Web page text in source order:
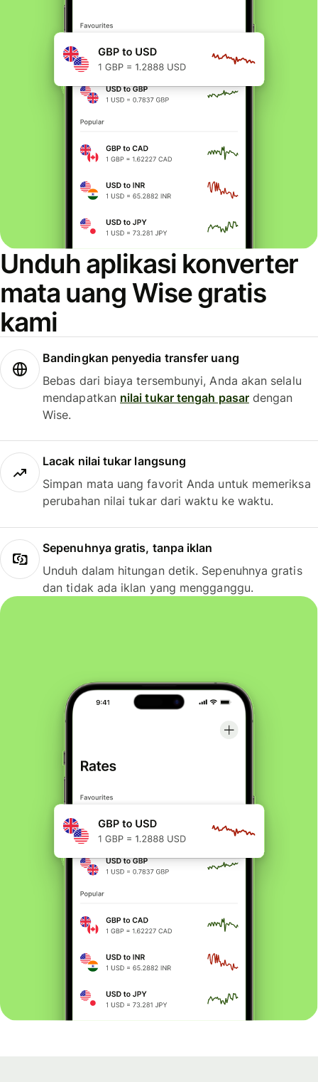
Unduh aplikasi konverter
mata uang Wise gratis
kami
Bandingkan penyedia transfer uang
Bebas dari biaya tersembunyi, Anda akan selalu
mendapatkan nilai tukar tengah pasardengan
Wise.
Lacak nilai tukar langsung
Simpan mata uang favorit Anda untuk memeriksa
perubahan nilai tukar dari waktu ke waktu.
Sepenuhnya gratis, tanpa iklan
Unduh dalam hitungan detik. Sepenuhnya gratis
dan tidak ada iklan yang mengganggu.